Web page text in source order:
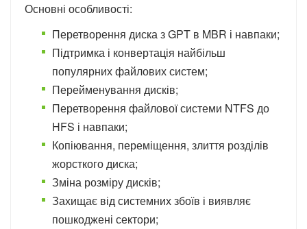
Основні особливості:
Перетворення диска з GPT в MBR і навпаки;
Підтримка і конвертація найбільш
популярних файлових систем;
Перейменування дисків;
Перетворення файлової системи NTFS до
HFS і навпаки;
Копіювання, переміщення, злиття розділів
жорсткого диска;
Зміна розміру дисків;
Захищає від системних збоїв і виявляє
пошкоджені сектори;